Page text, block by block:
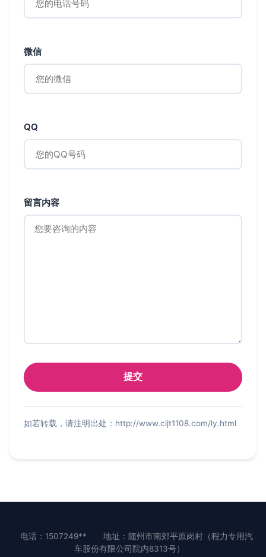
微信
QQ
留言内容
如若转载，请注明出处：http://www.cljt1108.com/ly.html
电话：1507249**
地址：随州市南郊平原岗村（程力专用汽
车股份有限公司院内8313号）